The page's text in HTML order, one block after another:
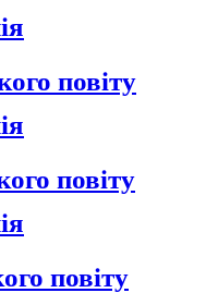
повіту
повіту
повіту